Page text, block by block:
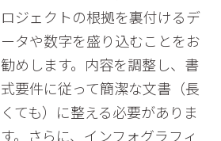
ロジェクトの根拠を裏付けるデ
ータや数字を盛り込むことをお
勧めします。内容を調整し、書
式要件に従って簡潔な文書（長
くても）に整える必要がありま
す。さらに、インフォグラフィ